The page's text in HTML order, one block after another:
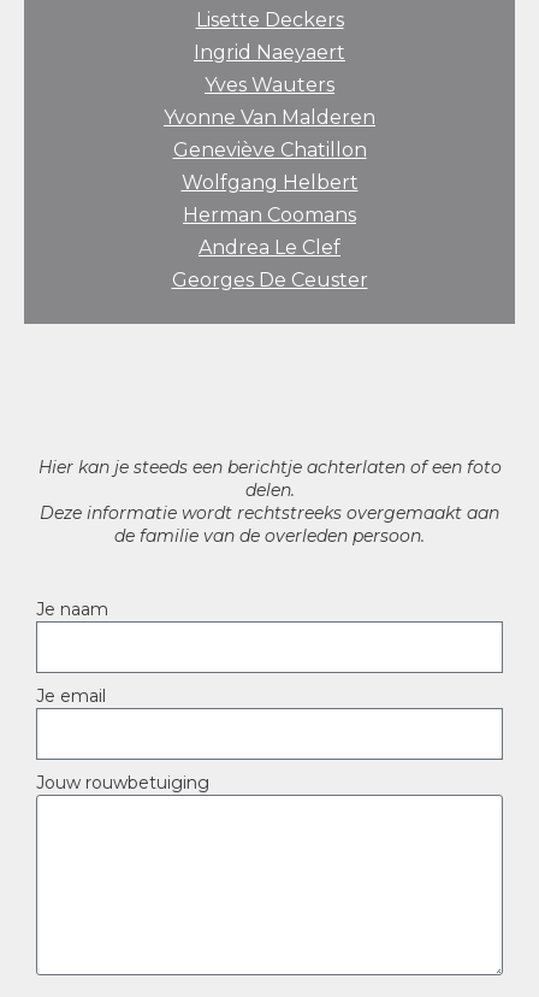
Lisette Deckers
Ingrid Naeyaert
Yves Wauters
Yvonne Van Malderen
Geneviève Chatillon
Wolfgang Helbert
Herman Coomans
Andrea Le Clef
Georges De Ceuster
Hier kan je steeds een berichtje achterlaten of een foto
delen.
Deze informatie wordt rechtstreeks overgemaakt aan
de familie van de overleden persoon.
Je naam
Je email
Jouw rouwbetuiging